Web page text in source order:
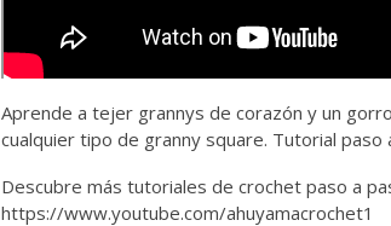
Aprende a tejer grannys de corazón y un
cualquier tipo de granny square. Tutorial paso
Descubre más tutoriales de crochet paso a
https://www.youtube.com/ahuyamacrochet1